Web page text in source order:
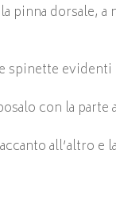
pinna dorsale,
spinette evidenti
con la parte
all’altro e